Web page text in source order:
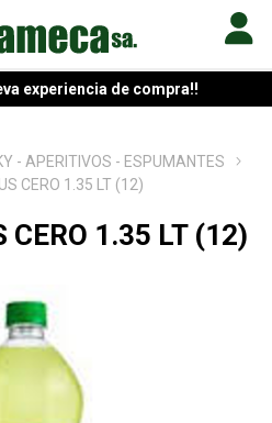
experiencia de compra!!
- APERITIVOS - ESPUMANTES
CERO 1.35 LT (12)
CERO 1.35 LT (12)